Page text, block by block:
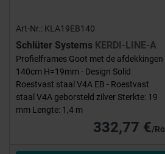
Art-Nr.: KLA19EB140
Schlüter Systems KERDI-LINE-A
Profielframes Goot met de afdekkingen
140cm H=19mm - Design Solid
Roestvast staal V4A EB - Roestvast
staal V4A geborsteld zilver Sterkte: 19
mm Lengte: 1,4 m
332,77 €/Rol